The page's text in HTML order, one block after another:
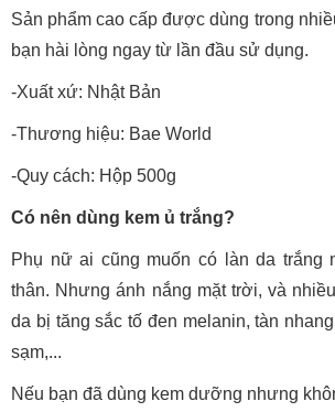
Sản phẩm cao cấp được dùng trong
bạn hài lòng ngay từ lần đầu sử dụng.
-Xuất xứ: Nhật Bản
-Thương hiệu: Bae World
-Quy cách: Hộp 500g
Có nên dùng kem ủ trắng?
Phụ nữ ai cũng muốn có làn da trắng
thân. Nhưng ánh nắng mặt trời, và
da bị tăng sắc tố đen melanin, tàn
sạm,...
Nếu bạn đã dùng kem dưỡng nhưng